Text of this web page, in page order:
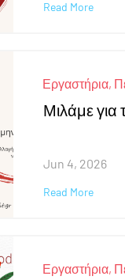
Read More
Μιλάμε για
Jun 4, 2026
Εργαστήρια,
Read More
Εργαστήρια,